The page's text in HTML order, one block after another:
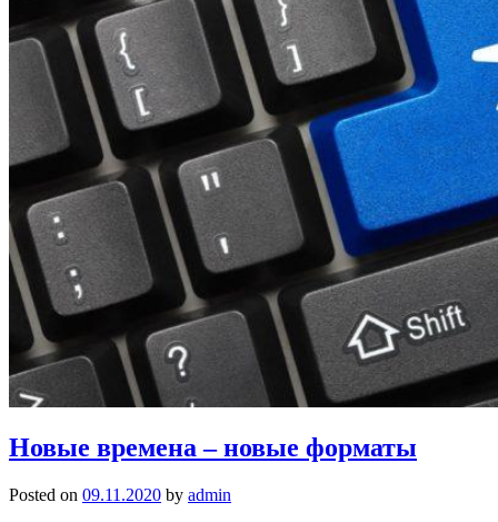
Новые времена – новые форматы
Posted on 09.11.2020 by admin